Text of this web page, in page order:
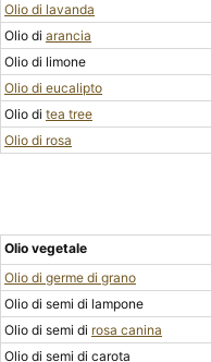
Olio di lavanda
Olio di arancia
Olio di limone
Olio di eucalipto
Olio di tea tree
Olio di rosa
Olio vegetale
Olio di germe di grano
Olio di semi di lampone
Olio di semi di rosa canina
Olio di semi di carota